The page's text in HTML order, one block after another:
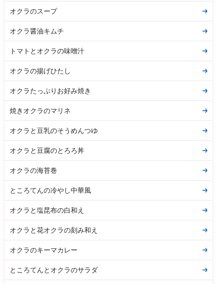
オクラのスープ
オクラ醤油キムチ
トマトとオクラの味噌汁
オクラの揚げひたし
オクラたっぷりお好み焼き
焼きオクラのマリネ
オクラと豆乳のそうめんつゆ
オクラと豆腐のとろろ丼
オクラの海苔巻
ところてんの冷やし中華風
オクラと塩昆布の白和え
オクラと花オクラの刻み和え
オクラのキーマカレー
ところてんとオクラのサラダ